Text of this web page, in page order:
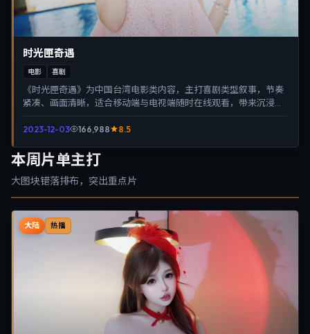
时光匣奇遇
电影 喜剧
《时光匣奇遇》为中国台湾电影类内容，主打喜剧类型叙事，节奏
紧凑、画面清晰，适合移动端与电视端随时在线观看，带来沉浸式
2023-12-03 166,988 8.5
本周片单主打
大图块错落排布，突出重点片
大陆 热播